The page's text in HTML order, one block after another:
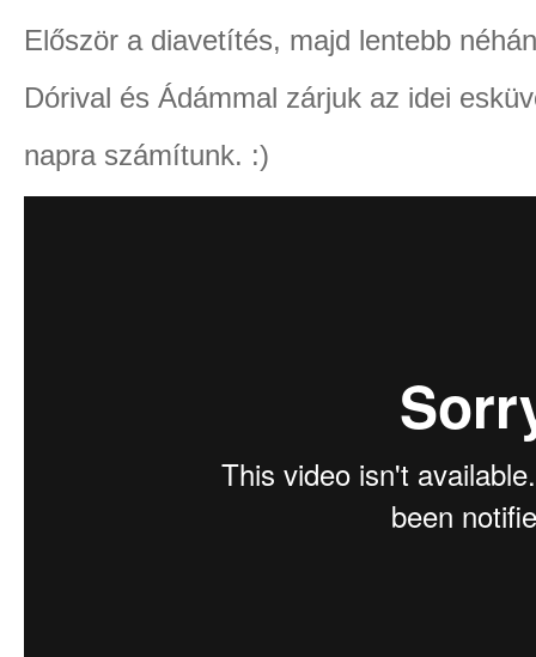
Először a diavetítés, majd lentebb
Dórival és Ádámmal zárjuk az idei
napra számítunk. :)